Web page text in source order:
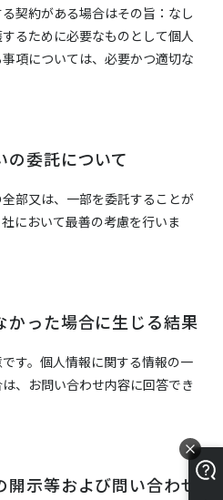
約がある場合はその旨： なし
るために必要なものとして個人
項については、必要かつ適切な
の委託について
部又は、一部を委託することが
において最善の考慮を行いま
かった場合に生じる結果
す。個人情報に関する情報の一
、お問い合わせ内容に回答でき
開示等および問い合わせ